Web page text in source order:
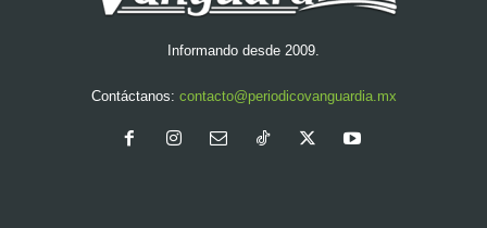
Informando desde 2009.
Contáctanos: contacto@periodicovanguardia.mx